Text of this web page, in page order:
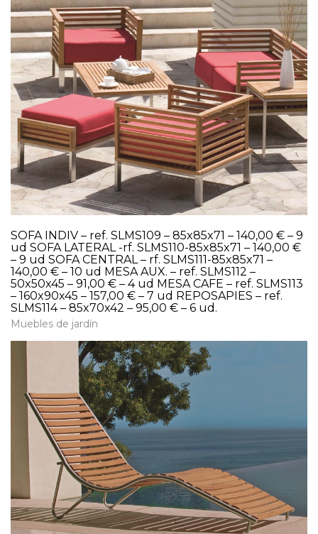
SOFA INDIV – ref. SLMS109 – 85x85x71 – 140,00 € – 9
ud SOFA LATERAL -rf. SLMS110-85x85x71 – 140,00 €
– 9 ud SOFA CENTRAL – rf. SLMS111-85x85x71 –
140,00 € – 10 ud MESA AUX. – ref. SLMS112 –
50x50x45 – 91,00 € – 4 ud MESA CAFE – ref. SLMS113
– 160x90x45 – 157,00 € – 7 ud REPOSAPIES – ref.
SLMS114 – 85x70x42 – 95,00 € – 6 ud.
Muebles de jardín